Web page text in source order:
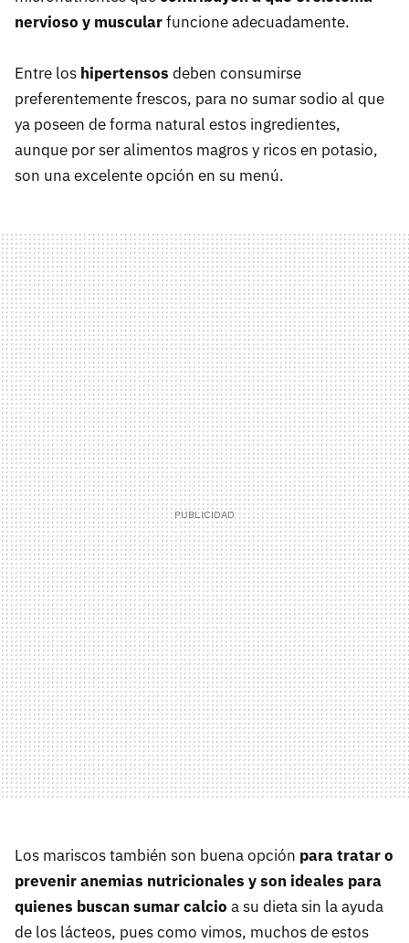
nervioso y muscularfuncione adecuadamente.
Entre los hipertensos deben consumirse
preferentemente frescos, para no sumar sodio al que
ya poseen de forma natural estos ingredientes,
aunque por ser alimentos magros y ricos en potasio,
son una excelente opción en su menú.
Los mariscos también son buena opción para tratar o
prevenir anemias nutricionales y son ideales para
quienes buscan sumar calcio a su dieta sin la ayuda
de los lácteos, pues como vimos, muchos de estos